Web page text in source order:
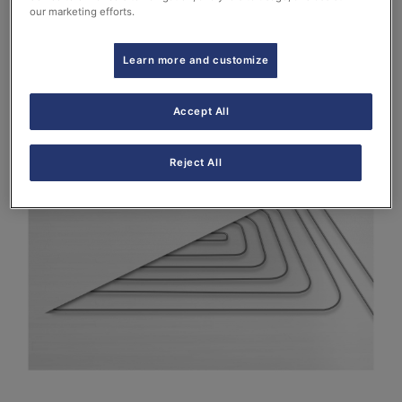
our marketing efforts.
Learn more and customize
Reject All
Accept All